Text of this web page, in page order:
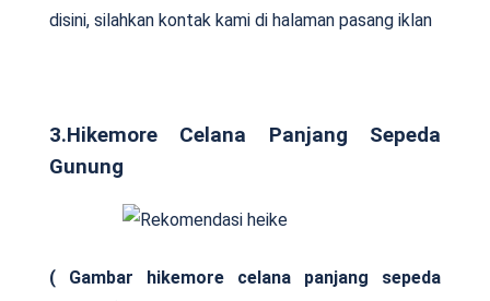
disini, silahkan kontak kami di halaman pasang iklan
3.Hikemore Celana Panjang Sepeda
Gunung
( Gambar hikemore celana panjang sepeda